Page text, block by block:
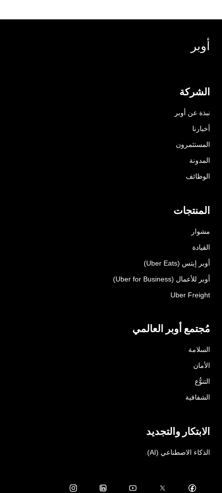
أوبر
الشركة
نبذة عن أوبر
أخبارنا
المستثمرون
المدونة
الوظائف
المنتجات
مشوار
القيادة
أوبر إيتس (Uber Eats)
أوبر للأعمال (Uber for Business)
Uber Freight
مُجتمع أوبر العالمي
السلامة
الأمان
التنوُّع
الشفافية
الابتكار والتجديد
الذكاء الاصطناعي (AI)